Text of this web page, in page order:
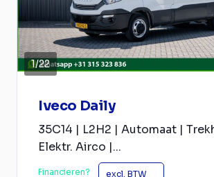
1/22
Iveco Daily
35C14 | L2H2 | Automaat |
Elektr. Airco |...
Financieren? excl. BTW